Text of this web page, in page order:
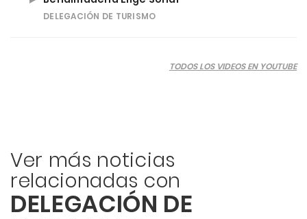
DELEGACIÓN DE TURISMO
TODOS LOS VIDEOS EN YOUTUBE
Ver más noticias
relacionadas con
DELEGACIÓN DE